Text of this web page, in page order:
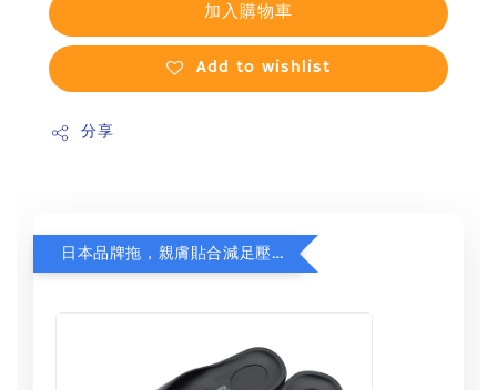
加入購物車
Add to wishlist
分享
日本品牌拖，親膚貼合減足壓，超值加購75折！